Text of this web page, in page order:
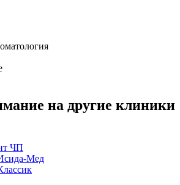
на другие клиники
ЧП
Мед